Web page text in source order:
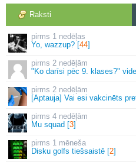
Raksti
1 nedēļas
Yo, wazzup? [44]
2 nedēļām
"Ko darīsi pēc 9. klases?"
2 nedēļām
[Aptauja] Vai esi vakcinēts
4 nedēļām
Mu squad [3]
1 mēneša
Disku golfs tiešsaistē [2]